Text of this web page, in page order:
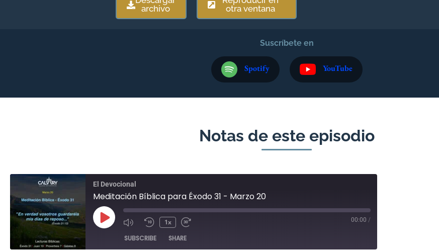
archivo
otra ventana
Suscríbete en
Spotify YouTube
Notas de este episodio
El Devocional
Meditación Bíblica para Éxodo 31 - Marzo 20
1x 00:00 /
SUBSCRIBE SHARE